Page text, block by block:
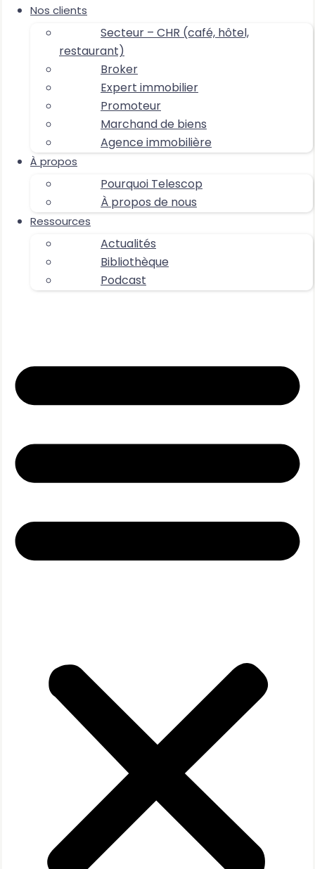
Nos clients
Secteur – CHR (café, hôtel,
restaurant)
Broker
Expert immobilier
Promoteur
Marchand de biens
Agence immobilière
À propos
Pourquoi Telescop
À propos de nous
Ressources
Actualités
Bibliothèque
Podcast